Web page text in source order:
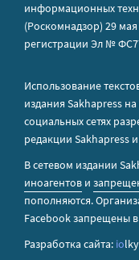
информационных
(Роскомнадзор) 29 мая
регистрации Эл №
Использование
издания Sakhapress
социальных сетях
редакции Sakhapress
В сетевом издании
иноагентов и
пополняются.
Facebook запрещены
Разработка сайта: iolky